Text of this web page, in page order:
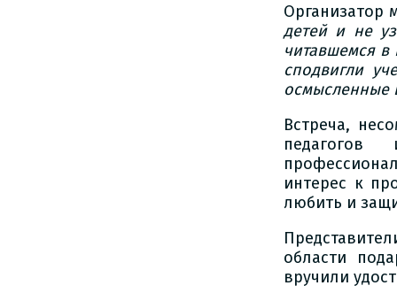
Организатор
детей и не
читавшемся в
сподвигли
осмысленные
Встреча,
интерес к
любить и
области
вручили